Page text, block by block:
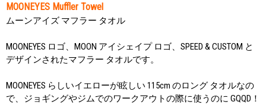
MOONEYES Muffler Towel
ムーンアイズ マフラー タオル
MOONEYES ロゴ、MOON アイシェイプ ロゴ、SPEED & CUSTOM と
デザインされたマフラー タオルです。
MOONEYES らしいイエローが眩しい 115cm のロング タオルなの
で、ジョギングやジムでのワークアウトの際に使うのに GQQD！